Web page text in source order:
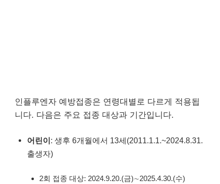
인플루엔자 예방접종은 연령대별로 다르게 적용됩
니다. 다음은 주요 접종 대상과 기간입니다.
어린이: 생후 6개월에서 13세(2011.1.1.~2024.8.31.
출생자)
2회 접종 대상: 2024.9.20.(금)∼2025.4.30.(수)